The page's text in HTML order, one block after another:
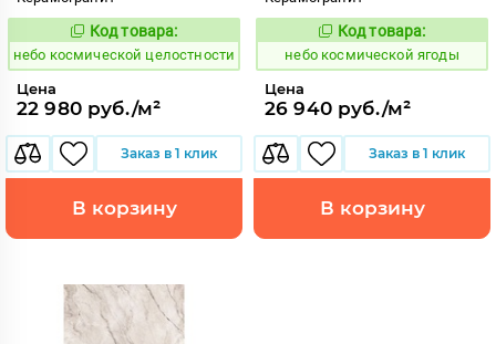
1114368
Код товара:
небо космической целостности
Цена
22 980 руб./м²
Заказ в 1 клик
В корзину
1114374
Код товара:
небо космической ягоды
Цена
26 940 руб./м²
Заказ в 1 клик
В корзину